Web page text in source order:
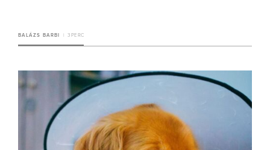
BALÁZS BARBI 3 PERC